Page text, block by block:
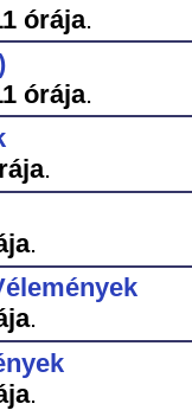
órája.
órája.
.
.
.
.